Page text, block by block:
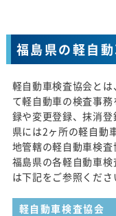
福島県の軽自
軽自動車検査協会と
て軽自動車の検査事
録や変更登録、抹消
県には2ヶ所の軽自動
地管轄の軽自動車検査
福島県の各軽自動車
は下記をご参照くださ
軽自動車検査協会